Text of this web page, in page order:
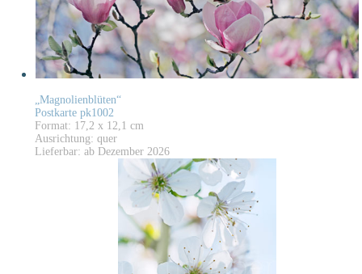
„Magnolienblüten“
Postkarte pk1002
Format: 17,2 x 12,1 cm
Ausrichtung: quer
Lieferbar: ab Dezember 2026